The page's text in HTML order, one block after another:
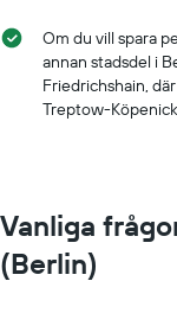
Om du vill spara
annan stadsdel i
Friedrichshain,
Treptow-
Vanliga
(Berlin)